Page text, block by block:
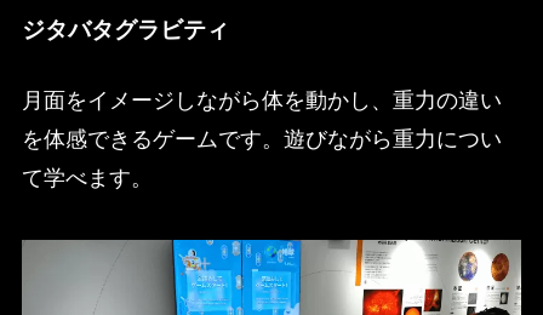
ジタバタグラビティ
月面をイメージしながら体を動かし、重力の違い
を体感できるゲームです。遊びながら重力につい
て学べます。